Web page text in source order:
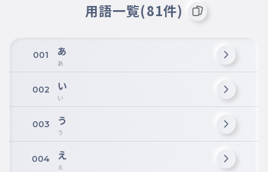
用語一覧(81件)
001 あ
あ
002 い
い
003 う
う
004 え
え